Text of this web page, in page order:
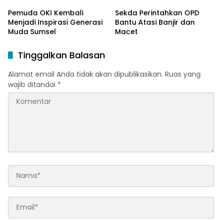
Pemuda OKI Kembali
Menjadi Inspirasi Generasi
Muda Sumsel
Sekda Perintahkan OPD
Bantu Atasi Banjir dan
Macet
Tinggalkan Balasan
Alamat email Anda tidak akan dipublikasikan. Ruas yang
wajib ditandai *